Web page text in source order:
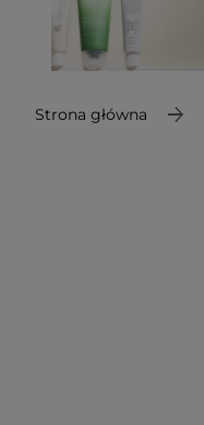
Strona główna